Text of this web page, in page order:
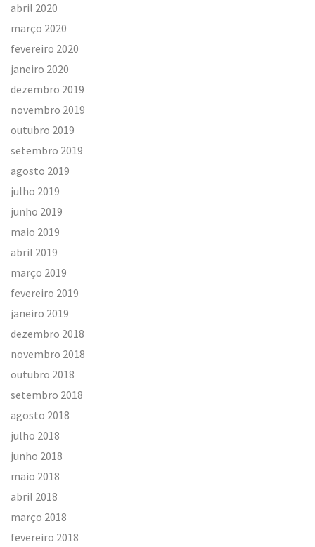
abril 2020
março 2020
fevereiro 2020
janeiro 2020
dezembro 2019
novembro 2019
outubro 2019
setembro 2019
agosto 2019
julho 2019
junho 2019
maio 2019
abril 2019
março 2019
fevereiro 2019
janeiro 2019
dezembro 2018
novembro 2018
outubro 2018
setembro 2018
agosto 2018
julho 2018
junho 2018
maio 2018
abril 2018
março 2018
fevereiro 2018